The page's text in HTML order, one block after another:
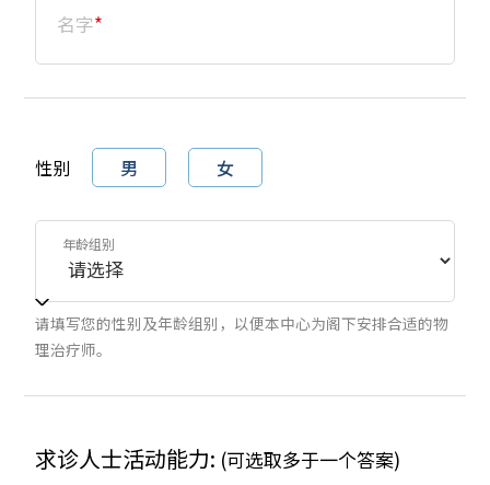
名字*
性别 男 女
年龄组别
请填写您的性别及年龄组别，以便本中心为阁下安排合适的物
理治疗师。
求诊人士活动能力: (可选取多于一个答案)